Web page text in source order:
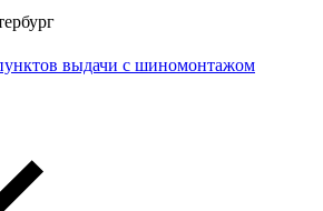
выдачи с шиномонтажом